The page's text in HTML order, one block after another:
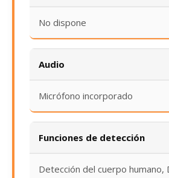
No dispone
Audio
Micrófono incorporado
Funciones de detección
Detección del cuerpo humano,